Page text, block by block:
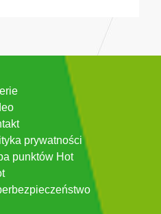
prywatności
punktów Hot